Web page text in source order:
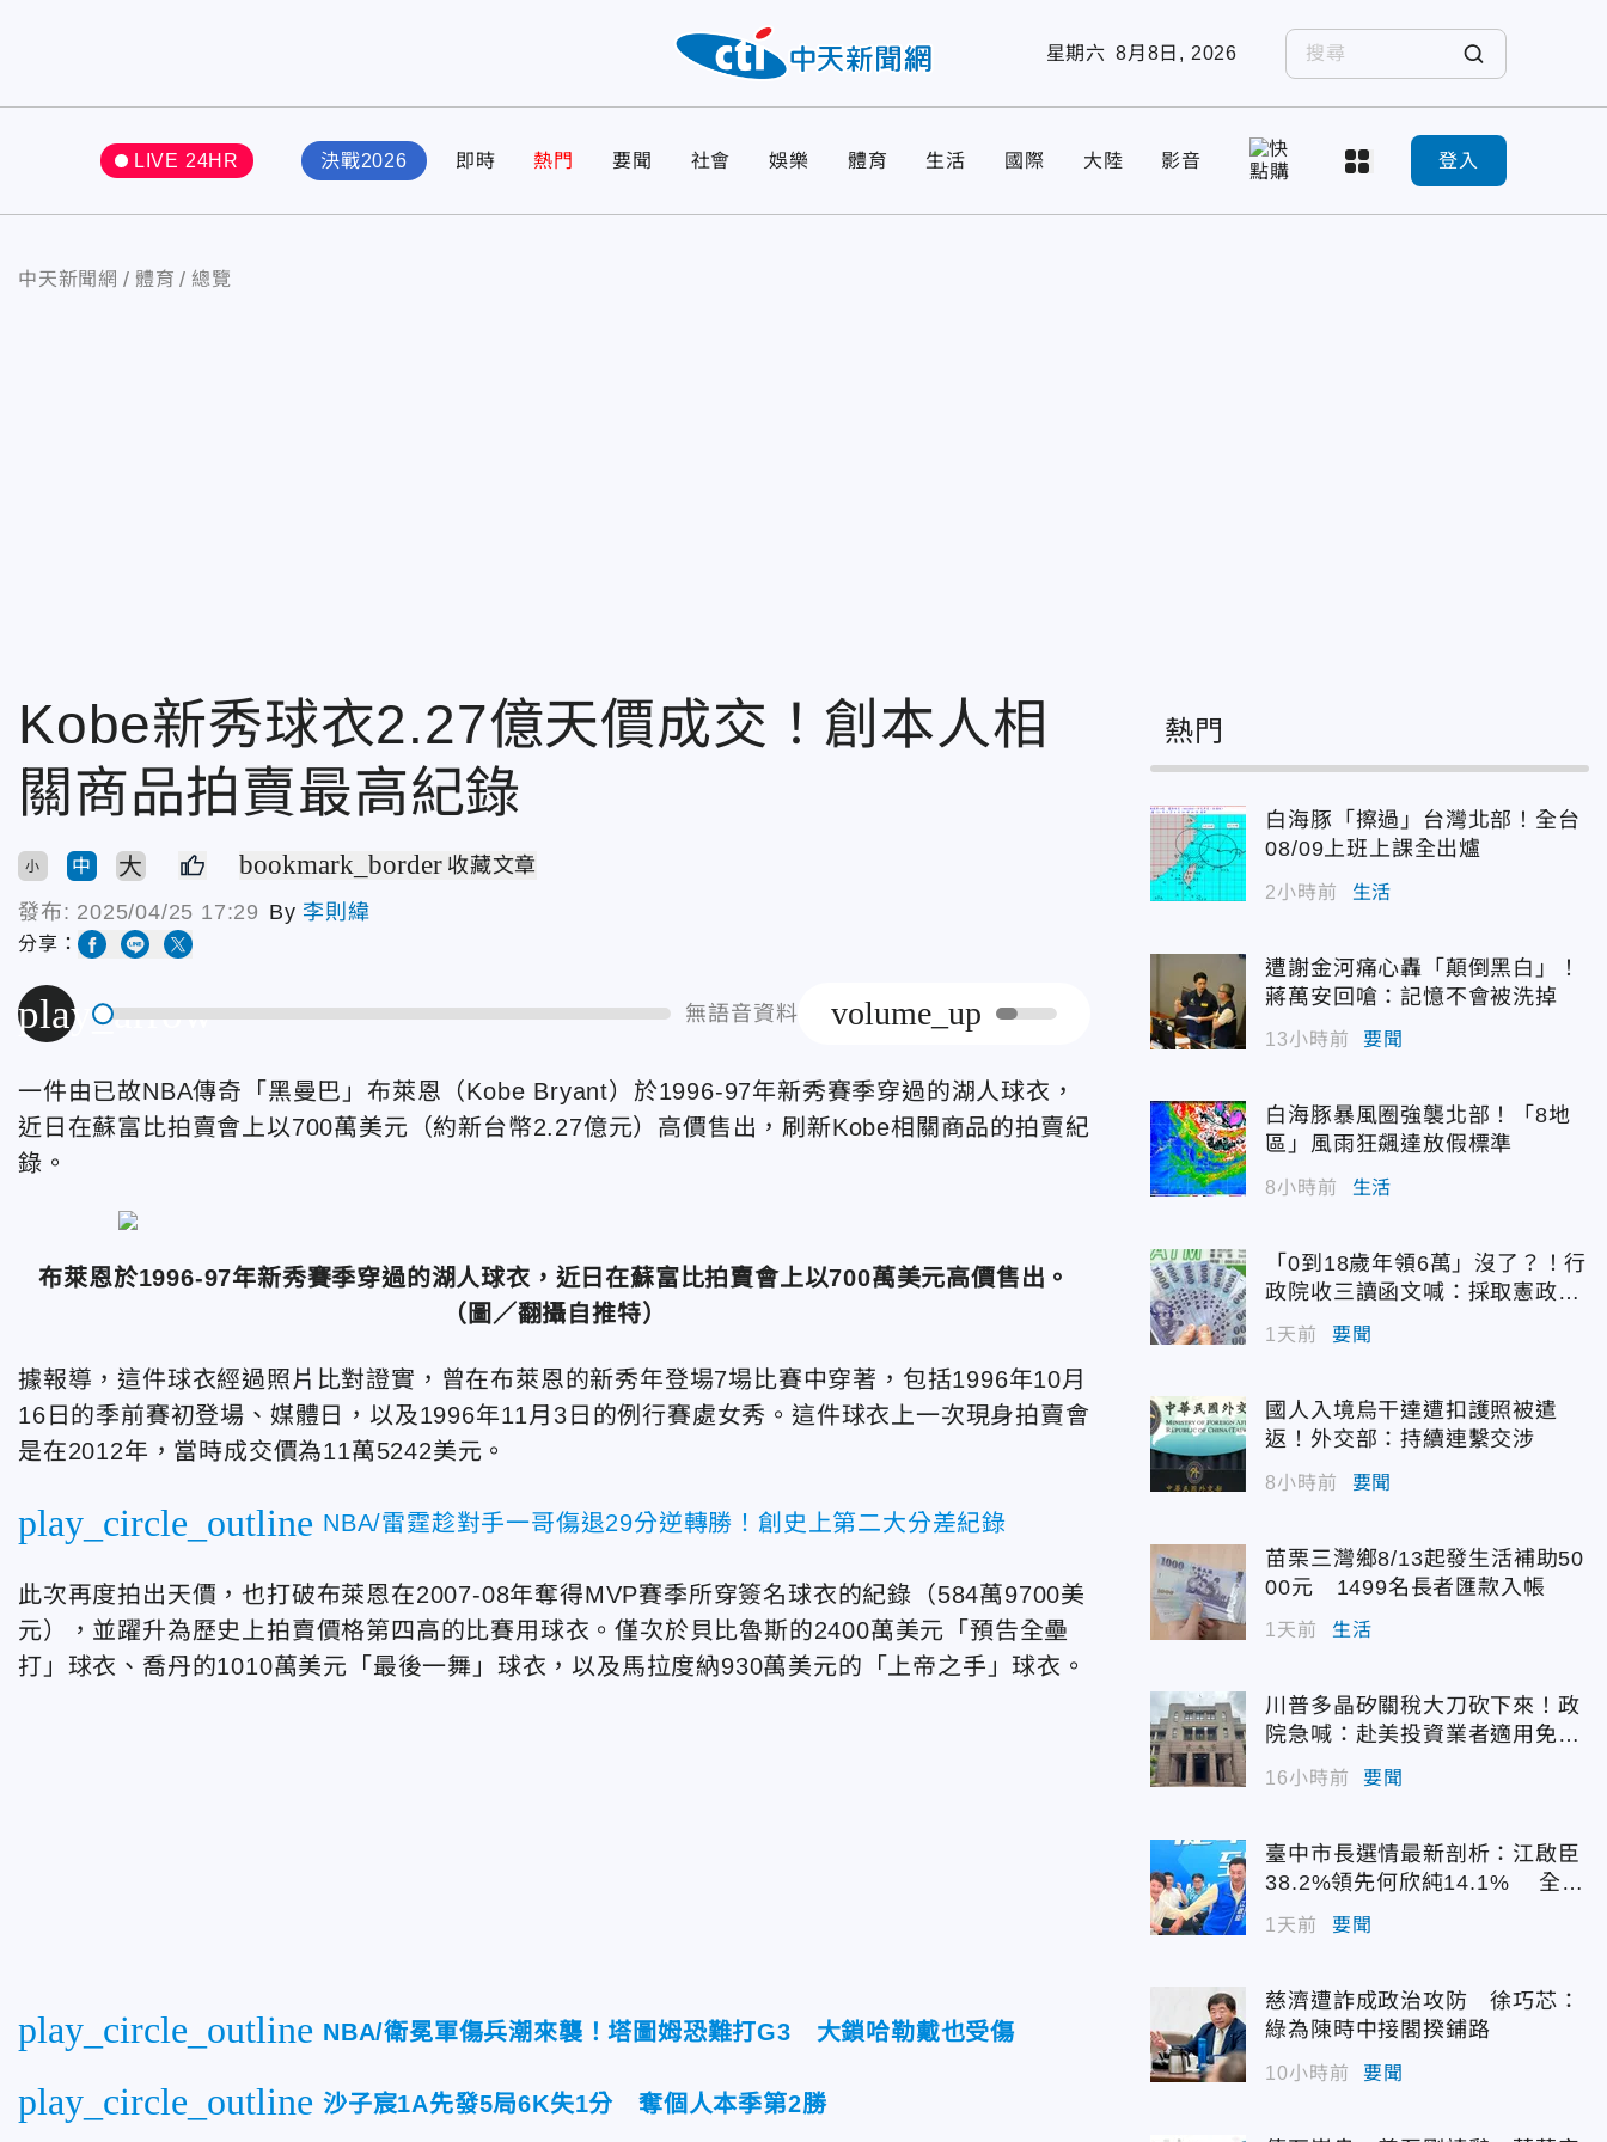
星期六 8月8日, 2026
LIVE 24HR 決戰2026 即時 熱門 要聞 社會 娛樂 體育 生活 國際 大陸 影音 登入
中天新聞網 體育 總覽
Kobe新秀球衣2.27億天價成交！創本人相
關商品拍賣最高紀錄
小 中 大 bookmark_border 收藏文章
發布: 2025/04/25 17:29 By 李則緯
分享：
play_arrow 無語音資料 volume_up
一件由已故NBA傳奇「黑曼巴」布萊恩（Kobe Bryant）於1996-97年新秀賽季穿過的湖人球衣，
近日在蘇富比拍賣會上以700萬美元（約新台幣2.27億元）高價售出，刷新Kobe相關商品的拍賣紀
錄。
布萊恩於1996-97年新秀賽季穿過的湖人球衣，近日在蘇富比拍賣會上以700萬美元高價售出。
（圖／翻攝自推特）
據報導，這件球衣經過照片比對證實，曾在布萊恩的新秀年登場7場比賽中穿著，包括1996年10月
16日的季前賽初登場、媒體日，以及1996年11月3日的例行賽處女秀。這件球衣上一次現身拍賣會
是在2012年，當時成交價為11萬5242美元。
play_circle_outline NBA/雷霆趁對手一哥傷退29分逆轉勝！創史上第二大分差紀錄
此次再度拍出天價，也打破布萊恩在2007-08年奪得MVP賽季所穿簽名球衣的紀錄（584萬9700美
元），並躍升為歷史上拍賣價格第四高的比賽用球衣。僅次於貝比魯斯的2400萬美元「預告全壘
打」球衣、喬丹的1010萬美元「最後一舞」球衣，以及馬拉度納930萬美元的「上帝之手」球衣。
play_circle_outline NBA/衛冕軍傷兵潮來襲！塔圖姆恐難打G3 大鎖哈勒戴也受傷
play_circle_outline 沙子宸1A先發5局6K失1分 奪個人本季第2勝
熱門
白海豚「擦過」台灣北部！全台
08/09上班上課全出爐
2小時前 生活
遭謝金河痛心轟「顛倒黑白」！
蔣萬安回嗆：記憶不會被洗掉
13小時前 要聞
白海豚暴風圈強襲北部！「8地
區」風雨狂飆達放假標準
8小時前 生活
「0到18歲年領6萬」沒了？！行
政院收三讀函文喊：採取憲政作
1天前 要聞
國人入境烏干達遭扣護照被遣
返！外交部：持續連繫交涉
8小時前 要聞
苗栗三灣鄉8/13起發生活補助50
00元 1499名長者匯款入帳
1天前 生活
川普多晶矽關稅大刀砍下來！政
院急喊：赴美投資業者適用免稅
配額
16小時前 要聞
臺中市長選情最新剖析：江啟臣
38.2%領先何欣純14.1% 全世
代支持度全面居首
1天前 要聞
慈濟遭詐成政治攻防 徐巧芯：
綠為陳時中接閣揆鋪路
10小時前 要聞